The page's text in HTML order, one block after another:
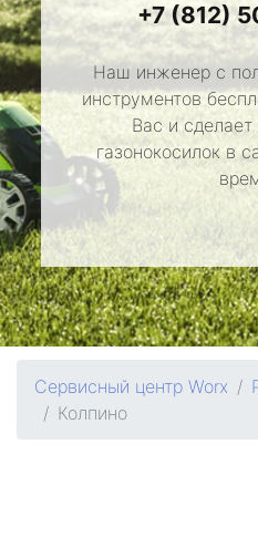
+7 (812)
Наш инженер с
инструментов
Вас и сделает
газонокосилок в
Сервисный центр Worx
Колпино